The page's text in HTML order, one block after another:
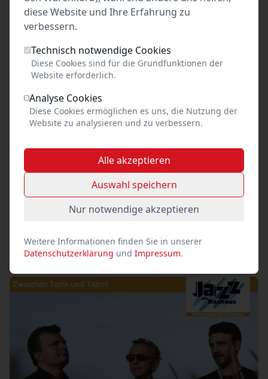
Veranstalters
Alle Events anzeigen
Schalala - das Mitsingding
Details ansehen
diese Website und Ihre Erfahrung zu
verbessern.
Technisch notwendige Cookies
Diese Cookies sind für die Grundfunktionen der
Website erforderlich.
Analyse Cookies
Diese Cookies ermöglichen es uns, die Nutzung der
Website zu analysieren und zu verbessern.
Alle akzeptieren
Auswahl speichern
Nur notwendige akzeptieren
Weitere Informationen finden Sie in unserer
Datenschutzerklärung und Impressum.